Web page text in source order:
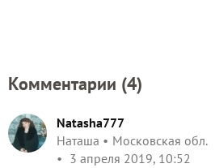
Комментарии (4)
Natasha777
Наташа
Московская обл.
3 апреля 2019, 10:52